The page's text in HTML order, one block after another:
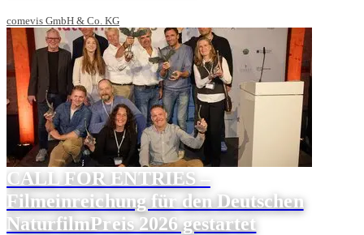
comevis GmbH & Co. KG
CALL FOR ENTRIES –
Filmeinreichung für den Deutschen
NaturfilmPreis 2026 gestartet